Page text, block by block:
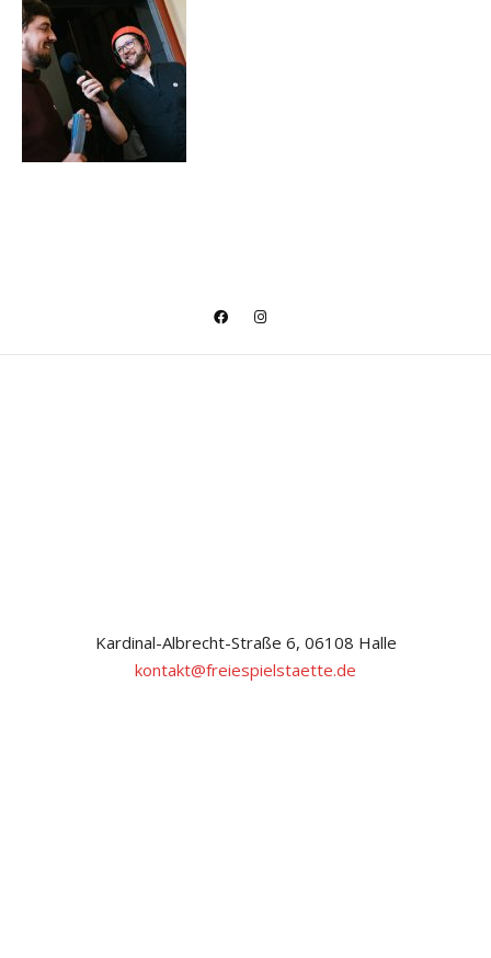
Kardinal-Albrecht-Straße 6, 06108 Halle
kontakt@freiespielstaette.de